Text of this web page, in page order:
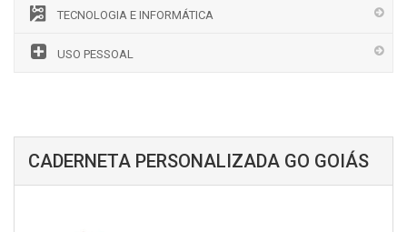
TECNOLOGIA E INFORMÁTICA
USO PESSOAL
CADERNETA PERSONALIZADA GO GOIÁS